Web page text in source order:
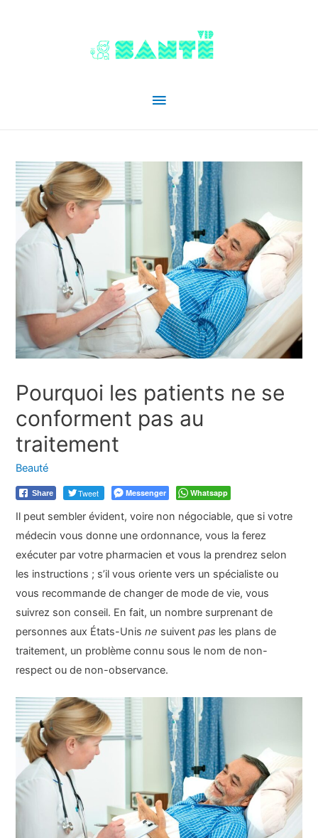
Menu
Pourquoi les patients ne se
conforment pas au
traitement
Beauté
Share Tweet Messenger Whatsapp
Il peut sembler évident, voire non négociable, que si votre
médecin vous donne une ordonnance, vous la ferez
exécuter par votre pharmacien et vous la prendrez selon
les instructions ; s’il vous oriente vers un spécialiste ou
vous recommande de changer de mode de vie, vous
suivrez son conseil. En fait, un nombre surprenant de
personnes aux États-Unisne suiventpas les plans de
traitement, un problème connu sous le nom de non-
respect ou de non-observance.